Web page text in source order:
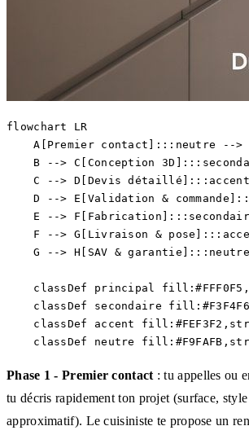
flowchart LR
A[Premier contact]:::neutre --
B --> C[Conception
    C --> D[Devis détaillé]:::accent
D --> E[Validation &
E -->
F --> G[Livraison &
    G --> H[SAV & garantie]:::neutre
classDef principal
classDef secondaire
classDef accent
Phase 1 - Premier contact : tu appelles ou
tu décris rapidement ton projet (surface,
approximatif). Le cuisiniste te propose un